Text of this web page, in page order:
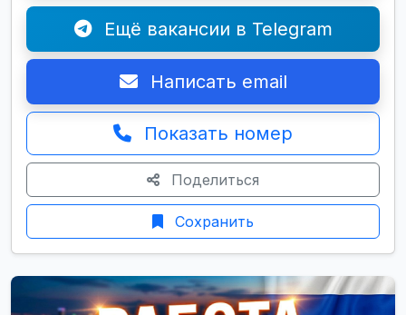
Ещё вакансии в Telegram
Написать email
Показать номер
Поделиться
Сохранить